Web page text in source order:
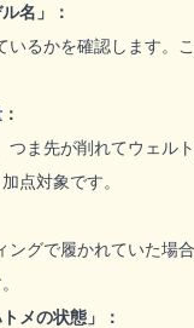
名」：
るかを確認します。
ま先が削れてウェ
点対象です。
ングで履かれていた
メの状態」：